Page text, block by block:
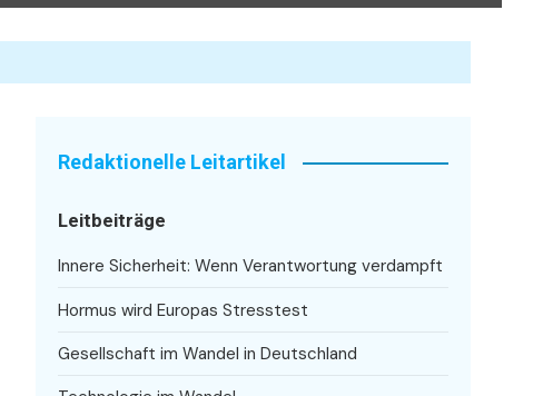
Redaktionelle Leitartikel
Leitbeiträge
Innere Sicherheit: Wenn Verantwortung verdampft
Hormus wird Europas Stresstest
Gesellschaft im Wandel in Deutschland